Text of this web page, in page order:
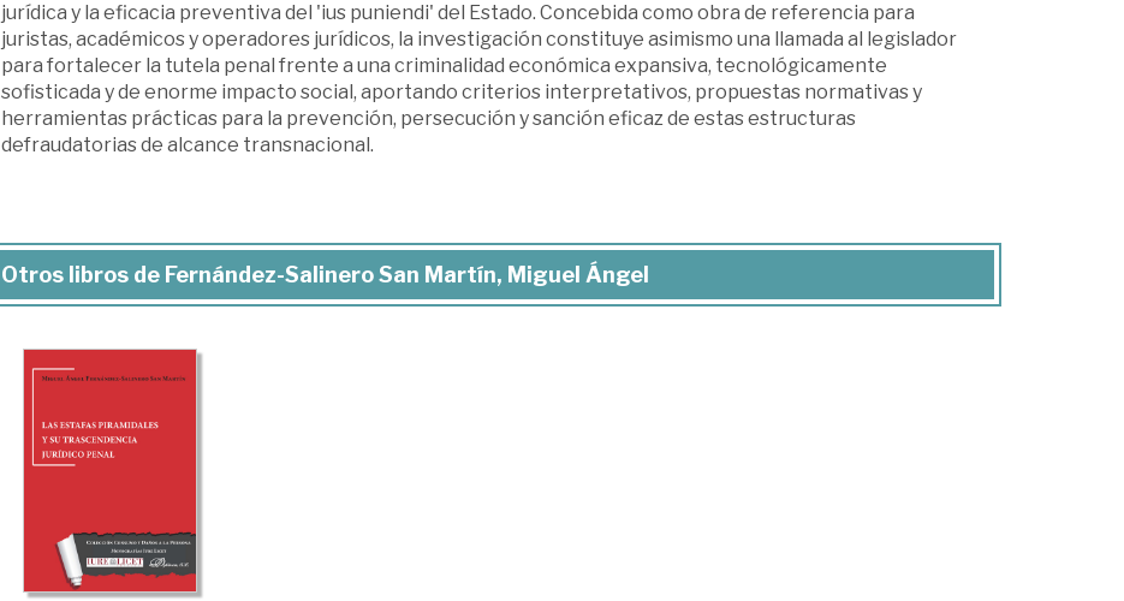
jurídica y la eficacia preventiva del 'ius puniendi' del Estado. Concebida como obra de referencia para
juristas, académicos y operadores jurídicos, la investigación constituye asimismo una llamada al legislador
para fortalecer la tutela penal frente a una criminalidad económica expansiva, tecnológicamente
sofisticada y de enorme impacto social, aportando criterios interpretativos, propuestas normativas y
herramientas prácticas para la prevención, persecución y sanción eficaz de estas estructuras
defraudatorias de alcance transnacional.
Otros libros de Fernández-Salinero San Martín, Miguel Ángel